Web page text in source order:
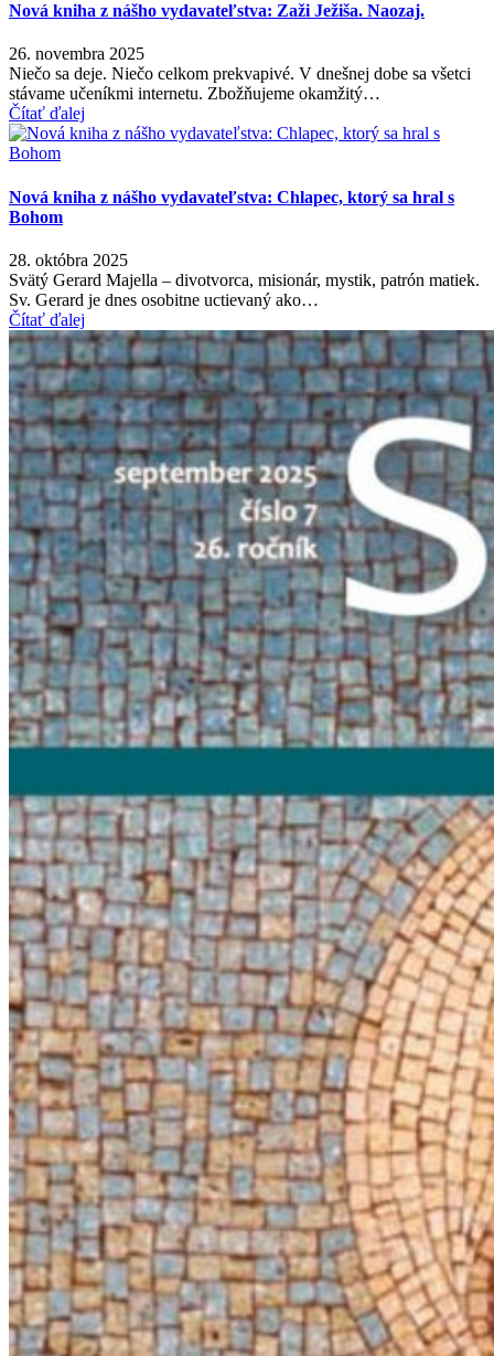
Nová kniha z nášho vydavateľstva: Zaži Ježiša. Naozaj.
26. novembra 2025
Niečo sa deje. Niečo celkom prekvapivé. V dnešnej dobe sa všetci
stávame učeníkmi internetu. Zbožňujeme okamžitý…
Čítať ďalej
Nová kniha z nášho vydavateľstva: Chlapec, ktorý sa hral s
Bohom
28. októbra 2025
Svätý Gerard Majella – divotvorca, misionár, mystik, patrón matiek.
Sv. Gerard je dnes osobitne uctievaný ako…
Čítať ďalej